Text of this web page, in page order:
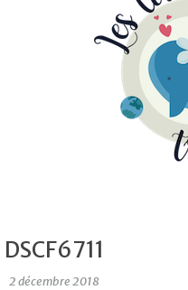
DSCF6711
2 décembre 2018